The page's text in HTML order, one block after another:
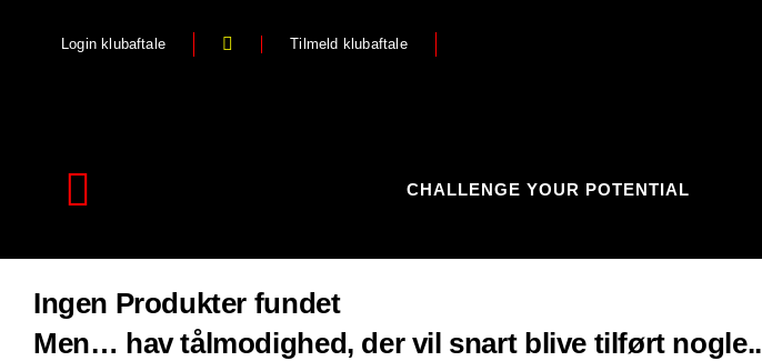
Login klubaftale Tilmeld klubaftale
Toggle
Navigation
Webshop
CHALLENGE YOUR POTENTIAL
Ingen Produkter fundet
Men… hav tålmodighed, der vil snart blive tilført nogle..